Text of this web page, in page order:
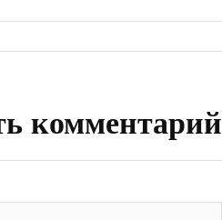
комментарий